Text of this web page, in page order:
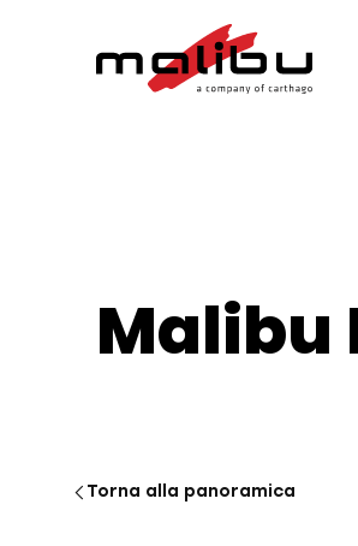
Malibu
Torna alla panoramica